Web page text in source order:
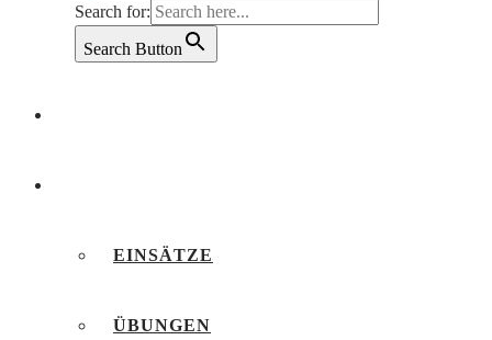
Search for:
Search Button
EINSÄTZE
ÜBUNGEN